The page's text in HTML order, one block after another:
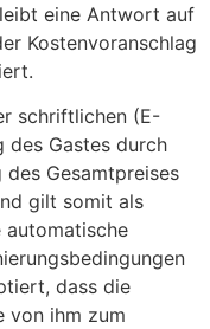
eine Antwort auf
Kostenvoranschlag
schriftlichen (E-
des Gastes durch
Gesamtpreises
gilt somit als
dass die
von ihm zum